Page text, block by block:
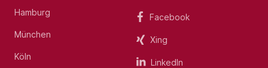
Hamburg
München
Köln
Facebook
Xing
LinkedIn